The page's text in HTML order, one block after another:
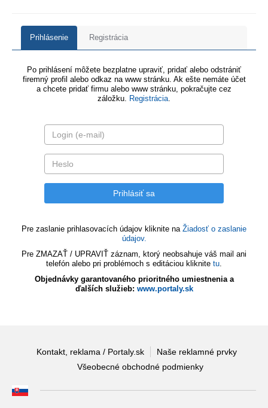
Prihlásenie Registrácia
Po prihlásení môžete bezplatne upraviť, pridať alebo odstrániť
firemný profil alebo odkaz na www stránku. Ak ešte nemáte účet
a chcete pridať firmu alebo www stránku, pokračujte cez
záložku. Registrácia.
Pre zaslanie prihlasovacích údajov kliknite na Žiadosť o zaslanie
údajov.
Pre ZMAZAŤ / UPRAVIŤ záznam, ktorý neobsahuje váš mail ani
telefón alebo pri problémoch s editáciou kliknite tu.
Objednávky garantovaného prioritného umiestnenia a
ďalších služieb: www.portaly.sk
Kontakt, reklama / Portaly.sk
Naše reklamné prvky
Všeobecné obchodné podmienky